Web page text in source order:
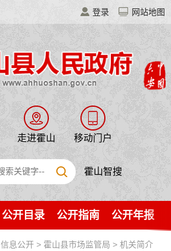
登录 网站地图
走进霍山 移动门户
霍山智搜
公开目录 公开指南 公开年报
信息公开 > 霍山县市场监管局 > 机关简介